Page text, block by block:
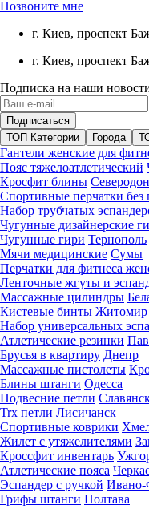
Позвоните мне
г. Киев, проспект
г. Киев, проспект
Подписка на наши
ТОП Категории Города
Гантели женские для
Пояс тяжелоатлетический
Кросфит блины
Спортивные перчатки без
Набор трубчатых
Чугунные дизайнерские
Чугунные гири Тернополь
Мячи медицинские Сумы
Перчатки для фитнеса
Ленточные жгуты и
Массажные цилиндры
Кистевые бинты Житомир
Набор универсальных
Атлетические резинки
Брусья в квартиру Днепр
Массажные пистолеты
Блины штанги Одесса
Подвесние петли
Trx петли Лисичанск
Спортивные коврики
Жилет с утяжелителями
Кроссфит инвентарь
Атлетические пояса
Эспандер с ручкой Ивано-
Грифы штанги Полтава